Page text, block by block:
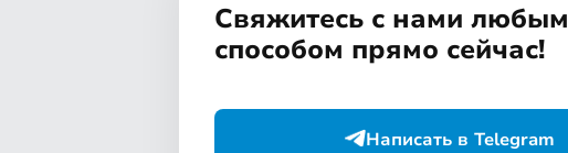
Свяжитесь с нами любым
способом прямо сейчас!
Написать в Telegram